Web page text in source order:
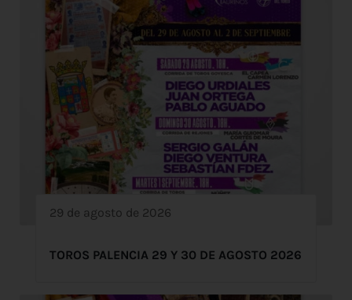
29 de agosto de 2026
TOROS PALENCIA 29 Y 30 DE AGOSTO 2026